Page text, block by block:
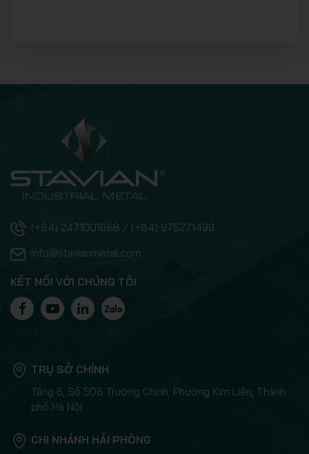
(+84) 2471001868 / (+84) 975271499
info@stavianmetal.com
KẾT NỐI VỚI CHÚNG TÔI
TRỤ SỞ CHÍNH
Tầng 6, Số 508 Trường Chinh, Phường Kim Liên, Thành
phố Hà Nội
CHI NHÁNH HẢI PHÒNG